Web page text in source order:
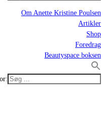
Om Anette Kristine Poulsen
Artikler
Shop
Foredrag
Beautyspace boksen